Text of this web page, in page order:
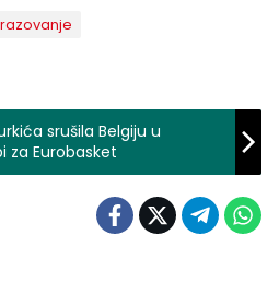
srušila Belgiju u
za Eurobasket